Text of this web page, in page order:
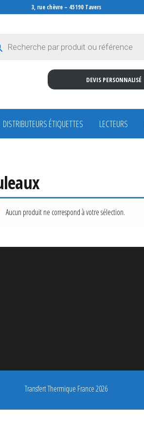
3, rue chèvre – 45190 Tavers
DEVIS PERSONNALISÉ
DISTRIBUTEURS ÉTIQUETTES LECTEURS
Aucun produit ne correspond à votre sélection.
Transfert Thermique France 2026